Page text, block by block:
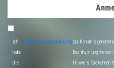
Ich
habe
die
Datenschutzerklärungzur Kenntnis
Beantwortung meiner
Hinweis: Sie können